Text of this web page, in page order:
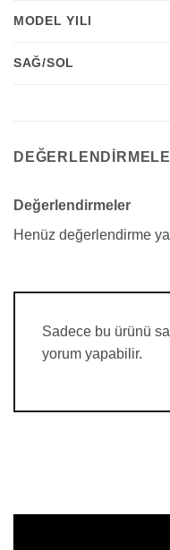
MODEL YILI
SAĞ/SOL
Değerlendirmeler
Henüz değerlendirme
Sadece bu ürünü
yorum yapabilir.